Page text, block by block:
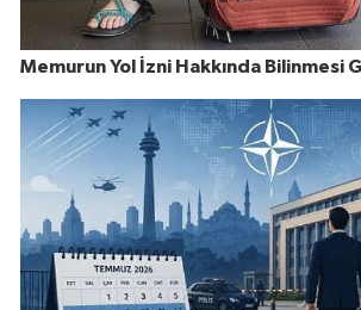
Memurun Yol İzni Hakkında Bilinmesi